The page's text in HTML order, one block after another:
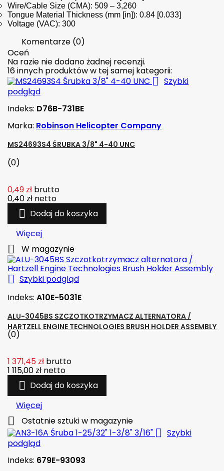
Wire/Cable Size (CMA): 509 – 3,260
Tongue Material Thickness (mm [in]): 0.84 [0.033]
Voltage (VAC): 300
Komentarze (0)
Oceń
Na razie nie dodano żadnej recenzji.
16 innych produktów w tej samej kategorii:
 Szybki
podgląd
Indeks: D76B-731BE
Marka: Robinson Helicopter Company
MS24693S4 ŚRUBKA 3/8" 4-40 UNC
(0)
0,49 zł brutto
0,40 zł netto
 Dodaj do koszyka
Więcej
 W magazynie
 Szybki podgląd
Indeks: A10E-5031E
ALU-3045BS SZCZOTKOTRZYMACZ ALTERNATORA /
HARTZELL ENGINE TECHNOLOGIES BRUSH HOLDER ASSEMBLY
(0)
1 371,45 zł brutto
1 115,00 zł netto
 Dodaj do koszyka
Więcej
 Ostatnie sztuki w magazynie
 Szybki
podgląd
Indeks: 679E-93093